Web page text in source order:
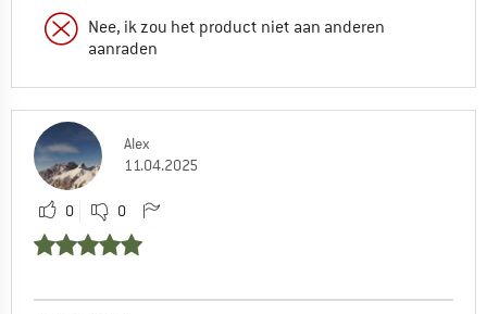
Nee, ik zou het product niet aan anderen
aanraden
Alex
11.04.2025
0 0